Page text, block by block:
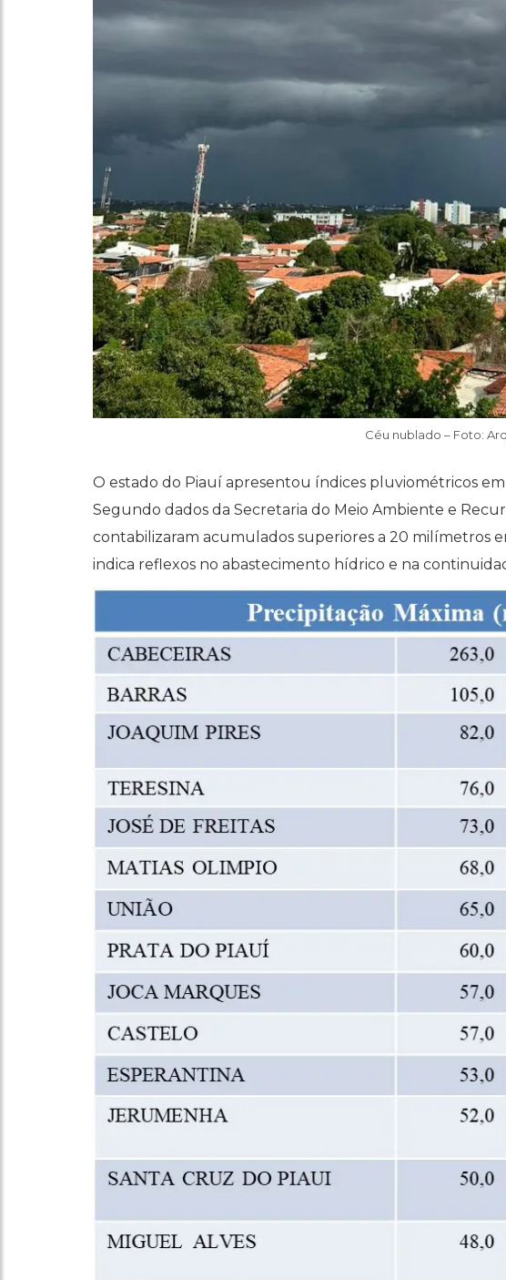
Céu nublado – Foto:
O estado do Piauí apresentou índices pluviométricos
Segundo dados da Secretaria do Meio Ambiente e
contabilizaram acumulados superiores a 20 milímetros
indica reflexos no abastecimento hídrico e na